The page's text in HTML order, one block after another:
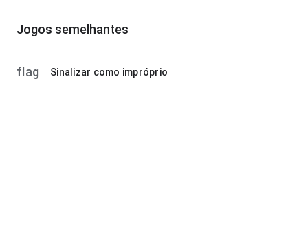
Jogos semelhantes
flag Sinalizar como impróprio